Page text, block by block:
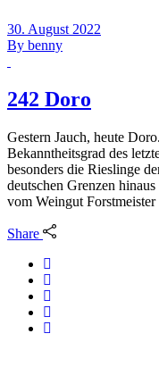
30. August 2022
By benny
242 Doro
Gestern Jauch, heute
Bekanntheitsgrad des
besonders die Rieslinge
deutschen Grenzen
vom Weingut
Share